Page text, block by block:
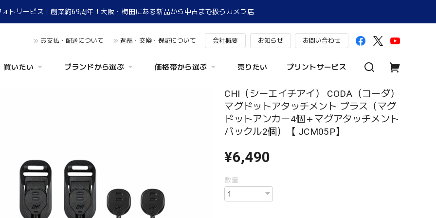
ォトサービス｜創業約69周年！大阪・梅田にある新品から中古まで扱うカメラ店
お支払・配送について 返品・交換・保証について 会社概要 お知らせ お問い合わせ
買いたい ブランドから選ぶ 価格帯から選ぶ 売りたい プリントサービス
CHI（シーエイチアイ） CODA（コーダ）
マグドットアタッチメント プラス（マグ
ドットアンカー4個＋マグアタッチメント
バックル2個）【 JCM05P】
¥6,490
数量